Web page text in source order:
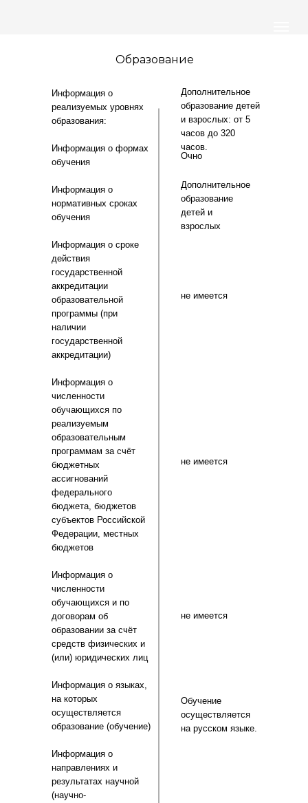
Образование
Информация о
реализуемых уровнях
образования:
Информация о формах
обучения
Информация о
нормативных сроках
обучения
Информация о сроке
действия
государственной
аккредитации
образовательной
программы (при
наличии
государственной
аккредитации)
Информация о
численности
обучающихся по
реализуемым
образовательным
программам за счёт
бюджетных
ассигнований
федерального
бюджета, бюджетов
субъектов Российской
Федерации, местных
бюджетов
Информация о
численности
обучающихся и по
договорам об
образовании за счёт
средств физических и
(или) юридических лиц
Информация о языках,
на которых
осуществляется
образование (обучение)
Информация о
направлениях и
результатах научной
(научно-
Дополнительное
образование
детей и
взрослых
Очно
не имеется
Обучение
осуществляется
на русском языке.
не имеется
не имеется
Дополнительное
образование детей
и взрослых: от 5
часов до 320
часов.